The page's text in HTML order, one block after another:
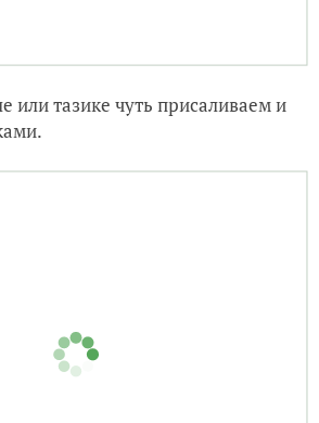
или тазике чуть присаливаем и